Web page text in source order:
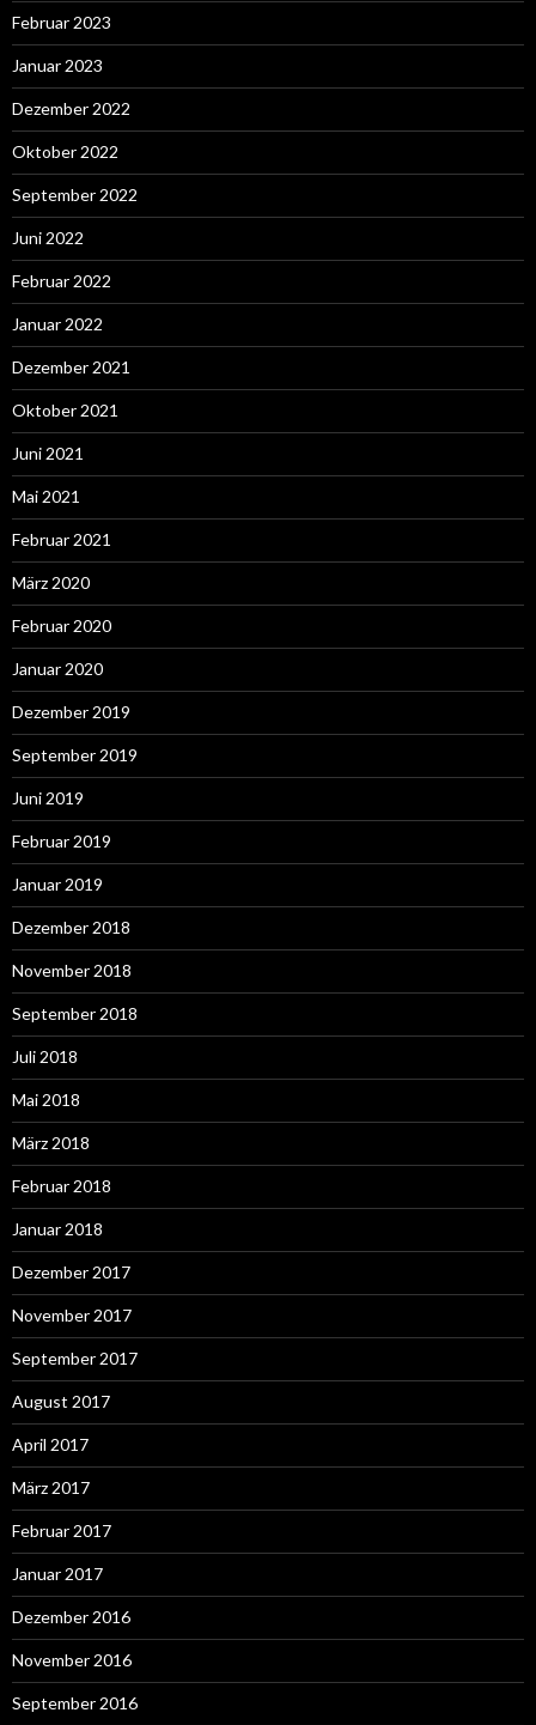
Februar 2023
Januar 2023
Dezember 2022
Oktober 2022
September 2022
Juni 2022
Februar 2022
Januar 2022
Dezember 2021
Oktober 2021
Juni 2021
Mai 2021
Februar 2021
März 2020
Februar 2020
Januar 2020
Dezember 2019
September 2019
Juni 2019
Februar 2019
Januar 2019
Dezember 2018
November 2018
September 2018
Juli 2018
Mai 2018
März 2018
Februar 2018
Januar 2018
Dezember 2017
November 2017
September 2017
August 2017
April 2017
März 2017
Februar 2017
Januar 2017
Dezember 2016
November 2016
September 2016